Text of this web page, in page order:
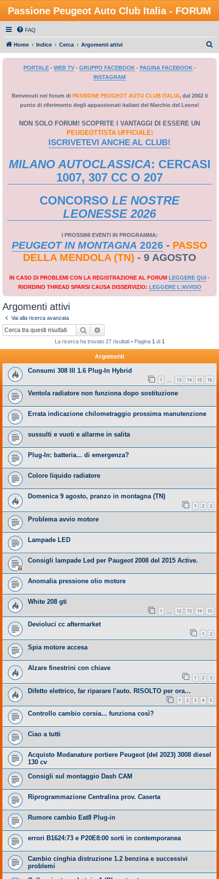
Passione Peugeot Auto Club Italia - FORUM
FAQ
Home Indice Cerca Argomenti attivi
PORTALE- WEB TV- GRUPPO FACEBOOK- PAGINA FACEBOOK-
INSTAGRAM
Benvenuti nel forum di PASSIONE PEUGEOT AUTO CLUB ITALIA, dal 2002 il
punto di riferimento degli appassionati italiani del Marchio del Leone!
NON SOLO FORUM! SCOPRITE I VANTAGGI DI ESSERE UN
PEUGEOTTISTA UFFICIALE:
ISCRIVETEVI ANCHE AL CLUB!
MILANO AUTOCLASSICA: CERCASI
1007, 307 CC O 207
CONCORSO LE NOSTRE
LEONESSE 2026
I PROSSIMI EVENTI IN PROGRAMMA:
PEUGEOT IN MONTAGNA 2026 - PASSO
DELLA MENDOLA (TN) - 9 AGOSTO
IN CASO DI PROBLEMI CON LA REGISTRAZIONE AL FORUM LEGGERE QUI -
RIORDINO THREAD SPARSI CAUSA DISSERVIZIO: LEGGERE L'AVVISO
Argomenti attivi
Vai alla ricerca avanzata
Cerca
La ricerca ha trovato 27 risultati • Pagina 1 di 1
Argomenti
Consumi 308 III 1.6 Plug-In Hybrid
1 13 14 15 16
Ventola radiatore non funziona dopo sostituzione
Errata indicazione chilometraggio prossima manutenzione
sussulti e vuoti e allarme in salita
Plug-In: batteria... di emergenza?
Colore liquido radiatore
Domenica 9 agosto, pranzo in montagna (TN)
1 2 3
Problema avvio motore
Lampade LED
Consigli lampade Led per Paugeot 2008 del 2015 Active.
Anomalia pressione olio motore
White 208 gti
1 12 13 14 15
Devioluci cc aftermarket
1 2
Spia motore accesa
Alzare finestrini con chiave
1 2 3
Difetto elettrico, far riparare l'auto. RISOLTO per ora...
1 2 3 4 5
Controllo cambio corsia... funziona così?
Ciao a tutti
Acquisto Modanature portiere Peugeot (del 2023) 3008 diesel
130 cv
Consigli sul montaggio Dash CAM
Riprogrammazione Centralina prov. Caserta
Rumore cambio Eat8 Plug-in
errori B1624:73 e P20E8:00 sorti in contemporanea
Cambio cinghia distruzione 1.2 benzina e successivi
problemi